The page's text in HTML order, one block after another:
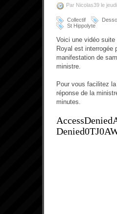
Par Nicolas39 le
Collectif
St Hippolyte
Voici une vidéo suite
Royal est interrogée
manifestation de
ministre.
Pour vous facilitez
réponse de la
minutes.